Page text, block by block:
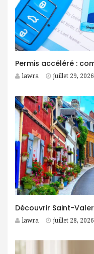
lawra juillet 29, 2026
lawra juillet 28, 2026